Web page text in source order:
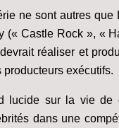
ne sont autres
(« Castle Rock », «
réaliser et
exécutifs.
lucide sur la vie de
dans une